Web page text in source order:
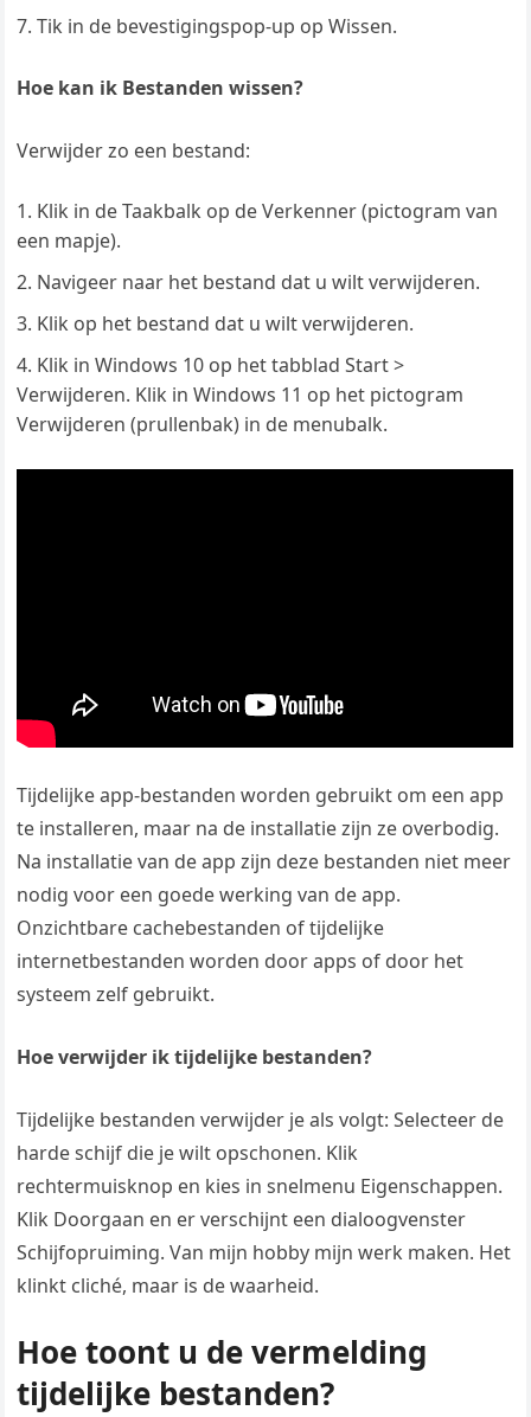
Tik in de bevestigingspop-up op Wissen.
Hoe kan ik Bestanden wissen?
Verwijder zo een bestand:
Klik in de Taakbalk op de Verkenner (pictogram van
een mapje).
Navigeer naar het bestand dat u wilt verwijderen.
Klik op het bestand dat u wilt verwijderen.
Klik in Windows 10 op het tabblad Start >
Verwijderen. Klik in Windows 11 op het pictogram
Verwijderen (prullenbak) in de menubalk.
Tijdelijke app-bestanden worden gebruikt om een app
te installeren, maar na de installatie zijn ze overbodig.
Na installatie van de app zijn deze bestanden niet meer
nodig voor een goede werking van de app.
Onzichtbare cachebestanden of tijdelijke
internetbestanden worden door apps of door het
systeem zelf gebruikt.
Hoe verwijder ik tijdelijke bestanden?
Tijdelijke bestanden verwijder je als volgt: Selecteer de
harde schijf die je wilt opschonen. Klik
rechtermuisknop en kies in snelmenu Eigenschappen.
Klik Doorgaan en er verschijnt een dialoogvenster
Schijfopruiming. Van mijn hobby mijn werk maken. Het
klinkt cliché, maar is de waarheid.
Hoe toont u de vermelding
tijdelijke bestanden?